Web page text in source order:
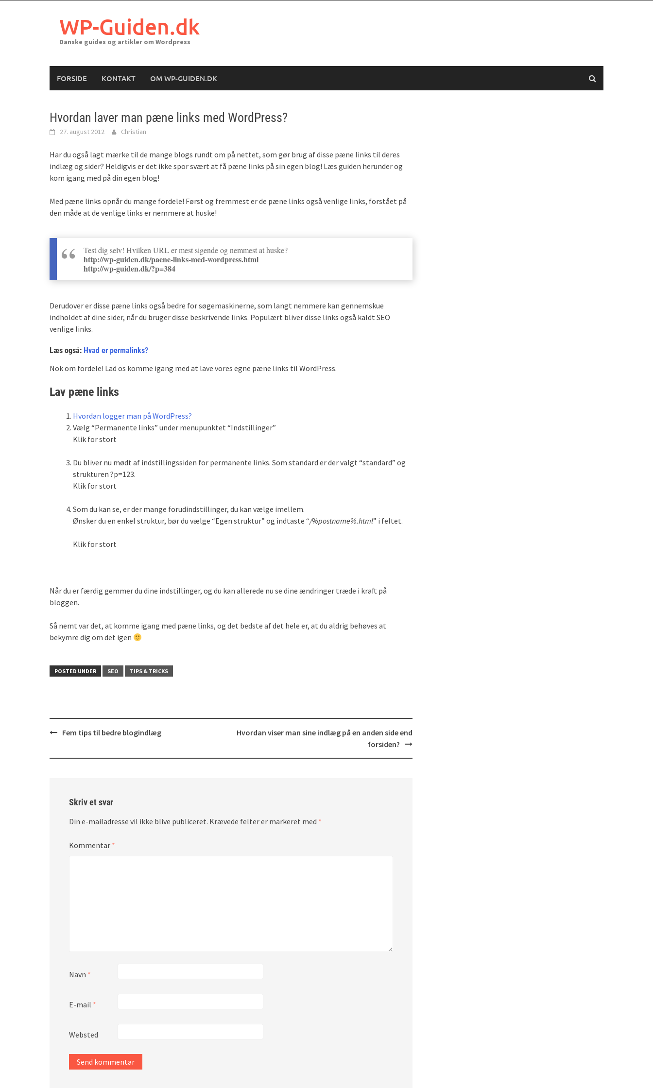
WP-Guiden.dk
Danske guides og artikler om Wordpress
FORSIDE KONTAKT OM WP-GUIDEN.DK
Hvordan laver man pæne links med WordPress?
27. august 2012 Christian
Har du også lagt mærke til de mange blogs rundt om på nettet, som gør brug af disse pæne links til deres
indlæg og sider? Heldigvis er det ikke spor svært at få pæne links på sin egen blog! Læs guiden herunder og
kom igang med på din egen blog!
Med pæne links opnår du mange fordele! Først og fremmest er de pæne links også venlige links, forstået på
den måde at de venlige links er nemmere at huske!
Test dig selv! Hvilken URL er mest sigende og nemmest at huske?
http://wp-guiden.dk/paene-links-med-wordpress.html
http://wp-guiden.dk/?p=384
Derudover er disse pæne links også bedre for søgemaskinerne, som langt nemmere kan gennemskue
indholdet af dine sider, når du bruger disse beskrivende links. Populært bliver disse links også kaldt SEO
venlige links.
Læs også: Hvad er permalinks?
Nok om fordele! Lad os komme igang med at lave vores egne pæne links til WordPress.
Lav pæne links
Hvordan logger man på WordPress?
Vælg “Permanente links” under menupunktet “Indstillinger”
Klik for stort
Du bliver nu mødt af indstillingssiden for permanente links. Som standard er der valgt “standard” og
strukturen ?p=123.
Klik for stort
Som du kan se, er der mange forudindstillinger, du kan vælge imellem.
Ønsker du en enkel struktur, bør du vælge “Egen struktur” og indtaste “/%postname%.html” i feltet.
Klik for stort
Når du er færdig gemmer du dine indstillinger, og du kan allerede nu se dine ændringer træde i kraft på
bloggen.
Så nemt var det, at komme igang med pæne links, og det bedste af det hele er, at du aldrig behøves at
bekymre dig om det igen
POSTED UNDER SEO TIPS & TRICKS
PostFem tips til bedre blogindlæg
Hvordan viser man sine indlæg på en anden side end
forsiden?
Skriv et svar
Din e-mailadresse vil ikke blive publiceret. Krævede felter er markeret med *
Kommentar *
Navn *
E-mail *
Websted